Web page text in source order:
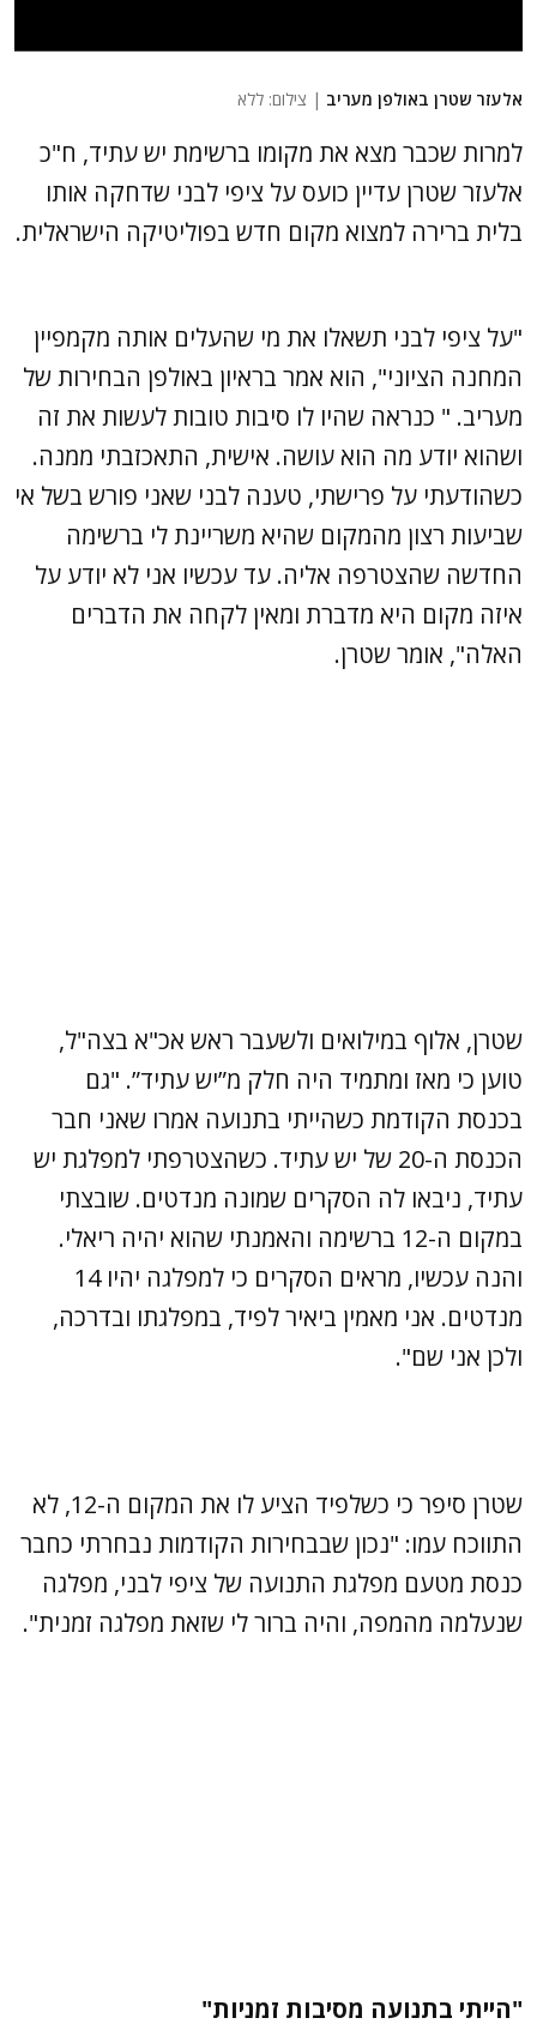
אלעזר שטרן באולפן מעריב | צילום: ללא
למרות שכבר מצא את מקומו ברשימת יש עתיד, ח"כ
אלעזר שטרן עדיין כועס על ציפי לבני שדחקה אותו
בלית ברירה למצוא מקום חדש בפוליטיקה הישראלית.
"על ציפי לבני תשאלו את מי שהעלים אותה מקמפיין
המחנה הציוני", הוא אמר בראיון באולפן הבחירות של
מעריב. " כנראה שהיו לו סיבות טובות לעשות את זה
ושהוא יודע מה הוא עושה. אישית, התאכזבתי ממנה.
כשהודעתי על פרישתי, טענה לבני שאני פורש בשל אי
שביעות רצון מהמקום שהיא משריינת לי ברשימה
החדשה שהצטרפה אליה. עד עכשיו אני לא יודע על
איזה מקום היא מדברת ומאין לקחה את הדברים
האלה", אומר שטרן.
שטרן, אלוף במילואים ולשעבר ראש אכ"א בצה"ל,
טוען כי מאז ומתמיד היה חלק מ”יש עתיד”. "גם
בכנסת הקודמת כשהייתי בתנועה אמרו שאני חבר
הכנסת ה-20 של יש עתיד. כשהצטרפתי למפלגת יש
עתיד, ניבאו לה הסקרים שמונה מנדטים. שובצתי
במקום ה-12 ברשימה והאמנתי שהוא יהיה ריאלי.
והנה עכשיו, מראים הסקרים כי למפלגה יהיו 14
מנדטים. אני מאמין ביאיר לפיד, במפלגתו ובדרכה,
ולכן אני שם".
שטרן סיפר כי כשלפיד הציע לו את המקום ה-12, לא
התווכח עמו: "נכון שבבחירות הקודמות נבחרתי כחבר
כנסת מטעם מפלגת התנועה של ציפי לבני, מפלגה
שנעלמה מהמפה, והיה ברור לי שזאת מפלגה זמנית".
"הייתי בתנועה מסיבות זמניות"